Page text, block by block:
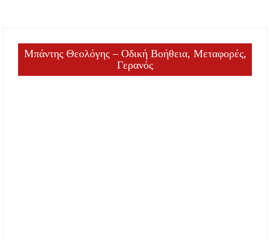
Μπάντης Θεολόγης – Οδική Βοήθεια, Μεταφορές,
Γερανός